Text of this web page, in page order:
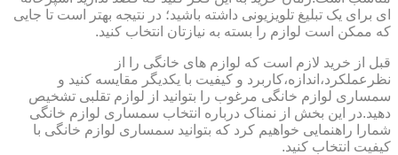
ای برای یک تبلیغ تلویزیونی داشته باشید؛ در نتیجه بهتر است تا جایی
که ممکن است لوازم را بسته به نیازتان انتخاب کنید.
قبل از خرید لازم است که لوازم های خانگی را از
نظرعملکرد،اندازه،کاربرد و کیفیت با یکدیگر مقایسه کنید و
سمساری لوازم خانگی مرغوب را بتوانید از لوازم تقلبی تشخیص
دهید.در این بخش از نمناک درباره انتخاب سمساری لوازم خانگی
شمارا راهنمایی خواهیم کرد که بتوانید سمساری لوازم خانگی با
کیفیت انتخاب کنید.